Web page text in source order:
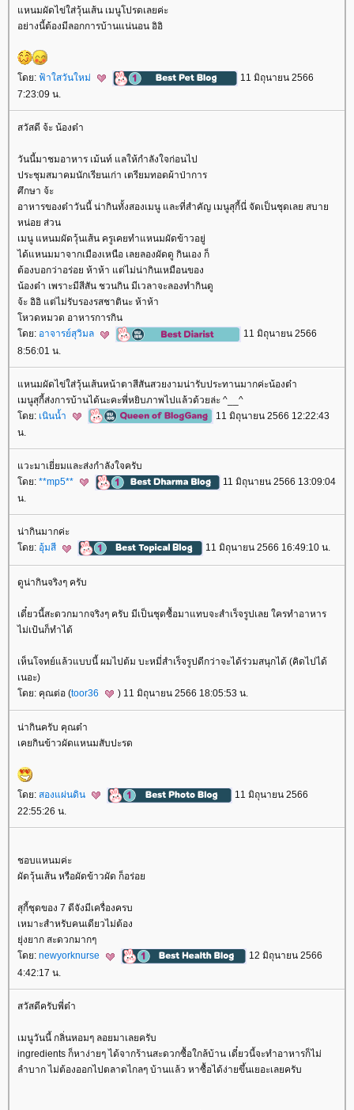
หนมผัดไข่ใส่วุ้นเส้น เมนูโปรดเลยค่ะ
อย่างนี้ต้องมีลอกการบ้านแน่นอน อิอิ
ดย: ฟ้าใสวันใหม่
11 มิถุนายน 2566
7:23:09 น.
สวัสดี จ้ะ น้องต๋า
วันนี้มาชมอาหาร เม้นท์ แลให้กำลังใจก่อนไป
ประชุมสมาคมนักเรียนเก่า เตรียมทอดผ้าป่าการ
ศึกษา จ้ะ
อาหารของต๋าวันนี้ น่ากินทั้งสองเมนู และที่สำคัญ เมนูสุกี้นี่ จัดเป็นชุดเลย สบา
หน่อย ส่วน
เมนู แหนมผัดวุ้นเส้น ครูเคยทำแหนมผัดข้าวอยู่
ได้แหนมมาจากเมืองเหนือ เลยลองผัดดู กินเอง ก็
ต้องบอกว่าอร่อย ห้าห้า แต่ไม่น่ากินเหมือนของ
น้องต๋า เพราะมีสีสัน ชวนกิน มีเวลาจะลองทำกินดู
จ้ะ อิอิ แต่ไม่รับรองรสชาตินะ ห้าห้า
หวดหมวด อาหารการกิน
ดย: อาจารย์สุวิมล
11 มิถุนายน 2566
8:56:01 น.
หนมผัดไข่ใส่วุ้นเส้นหน้าตาสีสันสวยงามน่ารับประทานมากค่ะน้องต๋า
เมนูสุกี้ส่งการบ้านได้นะคะพี่หยิบภาพไปแล้วด้วยล่ะ ^__^
ดย: เนินน้ำ
11 มิถุนายน 2566 12:22:43
น.
วะมาเยี่ยมและส่งกำลังใจครับ
ดย: **mp5**
11 มิถุนายน 2566 13:09:04
น.
น่ากินมากค่ะ
ดย: อุ้มสี 11 มิถุนายน 2566 16:49:10 น.
ดูน่ากินจริงๆ ครับ
เดี๋ยวนี้สะดวกมากจริงๆ ครับ มีเป็นชุดซื้อมาแทบจะสำเร็จรูปเลย ใครทำอาหาร
ไม่เป้นก็ทำได้
เห็นโจทย์แล้วแบบนี้ ผมไปต้ม บะหมี่สำเร็จรูปดีกว่าจะได้ร่วมสนุกได้ (คิดไปได้
เนอะ)
ดย: คุณต่อ (toor36 ) 11 มิถุนายน 2566 18:05:53 น.
น่ากินครับ คุณต๋า
เคยกินข้าวผัดแหนมสับปะรด
ดย: สองแผ่นดิน
11 มิถุนายน 2566
22:55:26 น.
ชอบแหนมค่ะ
ผัดวุ้นเส้น หรือผัดข้าวผัด ก็อร่อ
สุกี้ชุดของ 7 ดีจังมีเครื่องครบ
เหมาะสำหรับคนเดียวไม่ต้อง
ุ่งยาก สะดวกมากๆ
ดย: newyorknurse
12 มิถุนายน 2566
4:42:17 น.
สวัสดีครับพี่ต๋า
เมนูวันนี้ กลิ่นหอมๆ ลอยมาเลยครับ
ingredients ก็หาง่ายๆ ได้จากร้านสะดวกซื้อใกล้บ้าน เดี๋ยวนี้จะทำอาหารก็ไม่
ลำบาก ไม่ต้องออกไปตลาดไกลๆ บ้านแล้ว หาซื้อได้ง่ายขึ้นเยอะเลยครับ